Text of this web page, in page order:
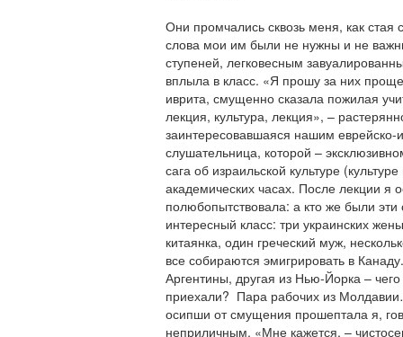
Они промчались сквозь меня, как
слова мои им были не нужны и не
ступеней, легковесным
вплыла в класс. «Я прошу за них
иврита, смущенно сказала пожилая
лекция, культура, лекция», –
заинтересовавшаяся нашим еврейско-
слушательница, которой –
сага об израильской культуре
академических часах. После лекции я
полюбопытствовала: а кто же были
интересный класс: три украинских
китаянка, один греческий муж,
все собираются эмигрировать в
Аргентины, другая из Нью-Йорка –
приехали? Пара рабочих из
осипши от смущения прошептала я,
неприличным. «Мне кажется, –